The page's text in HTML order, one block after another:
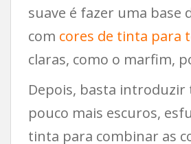
suave é fazer uma base
com cores de tinta para
claras, como o marfim,
Depois, basta introduzir
pouco mais escuros,
tinta para combinar as